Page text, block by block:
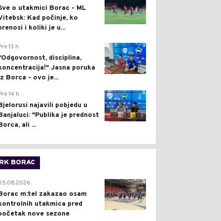
o utakmici Borac - ML
Kad počinje, ko
i koliki je u...
0
13 h
disciplina,
Jasna poruka
Borca - ovo je...
0
14 h
najavili pobjedu u
"Publika je prednost
ali ...
RK BORAC
0
m:tel zakazao osam
utakmica pred
nove sezone